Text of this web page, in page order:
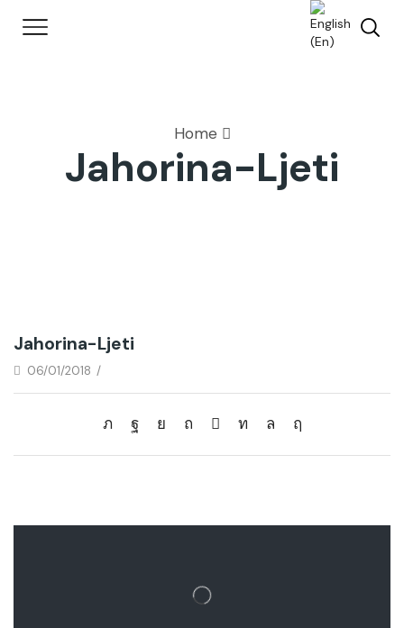
Home
Jahorina-Ljeti
Jahorina-Ljeti
06/01/2018 /